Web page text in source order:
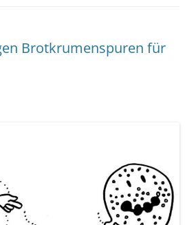
Brotkrumenspuren für